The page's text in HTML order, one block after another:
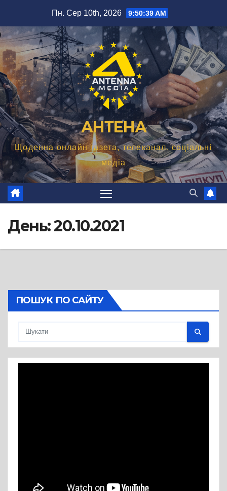
вмісту
Пн. Сер 10th, 2026 9:50:40 AM
АНТЕНА
Щоденна онлайн газета, телеканал, соціальні
медіа
День:20.10.2021
ПОШУК ПО САЙТУ